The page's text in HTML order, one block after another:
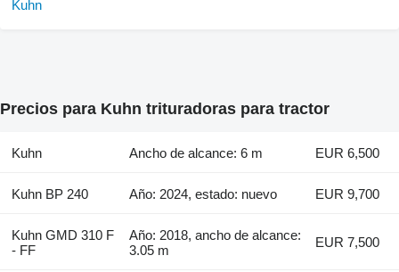
Precios para Kuhn trituradoras para tractor
Kuhn Ancho de alcance: 6 m EUR 6,500
Kuhn BP 240 Año: 2024, estado: nuevo EUR 9,700
Kuhn GMD 310 F
- FF
Año: 2018, ancho de alcance:
3.05 m
EUR 7,500